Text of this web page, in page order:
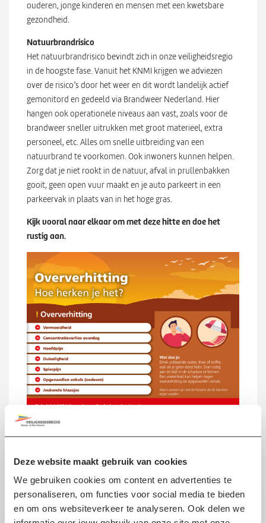
Deze website maakt gebruik van cookies
We gebruiken cookies om content en advertenties te
personaliseren, om functies voor social media te bieden
en om ons websiteverkeer te analyseren. Ook delen we
ouderen, jonge kinderen en mensen met een kwetsbare
gezondheid.
Natuurbrandrisico
Het natuurbrandrisico bevindt zich in onze veiligheidsregio
in de hoogste fase. Vanuit het KNMI krijgen we adviezen
over de risico’s door het weer en dit wordt landelijk actief
gemonitord en gedeeld via Brandweer Nederland. Hier
hangen ook operationele niveaus aan vast, zoals voor de
brandweer sneller uitrukken met groot materieel, extra
personeel, etc. Alles om snelle uitbreiding van een
natuurbrand te voorkomen. Ook inwoners kunnen helpen.
Zorg dat je niet rookt in de natuur, afval in prullenbakken
gooit, geen open vuur maakt en je auto parkeert in een
parkeervak in plaats van in het hoge gras.
Kijk vooral naar elkaar om met deze hitte en doe het
rustig aan.
Ook interessant